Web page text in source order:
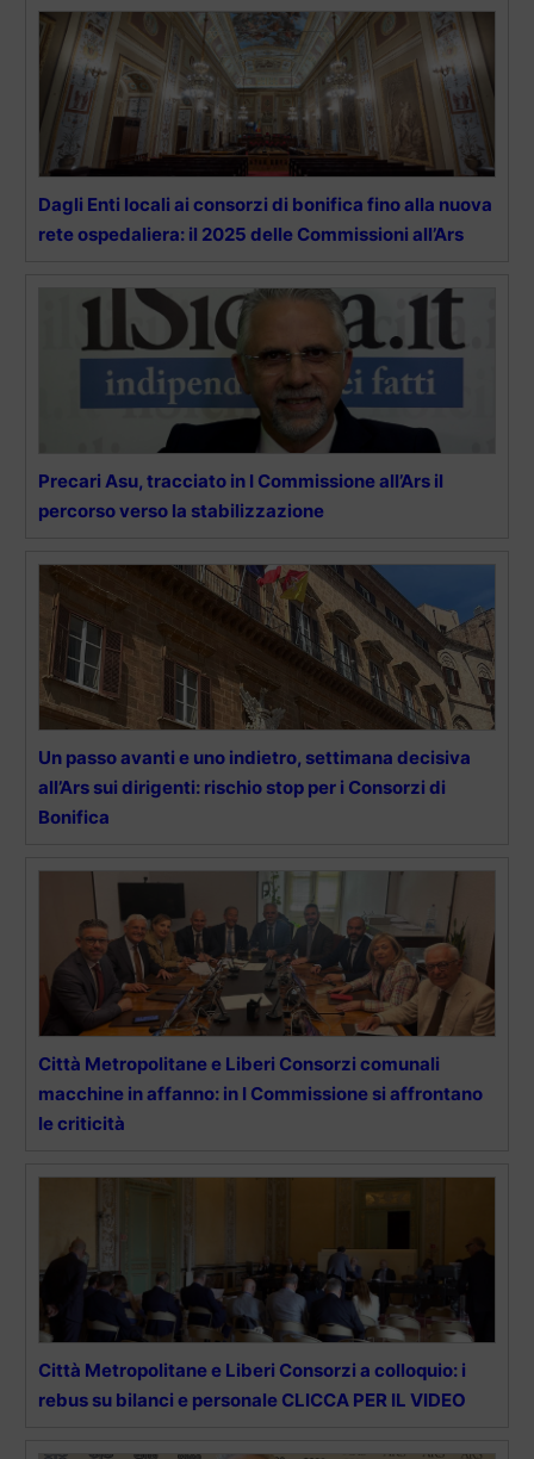
Dagli Enti locali ai consorzi di bonifica fino alla nuova
rete ospedaliera: il 2025 delle Commissioni all’Ars
Precari Asu, tracciato in I Commissione all’Ars il
percorso verso la stabilizzazione
Un passo avanti e uno indietro, settimana decisiva
all’Ars sui dirigenti: rischio stop per i Consorzi di
Bonifica
Città Metropolitane e Liberi Consorzi comunali
macchine in affanno: in I Commissione si affrontano
le criticità
Città Metropolitane e Liberi Consorzi a colloquio: i
rebus su bilanci e personale CLICCA PER IL VIDEO